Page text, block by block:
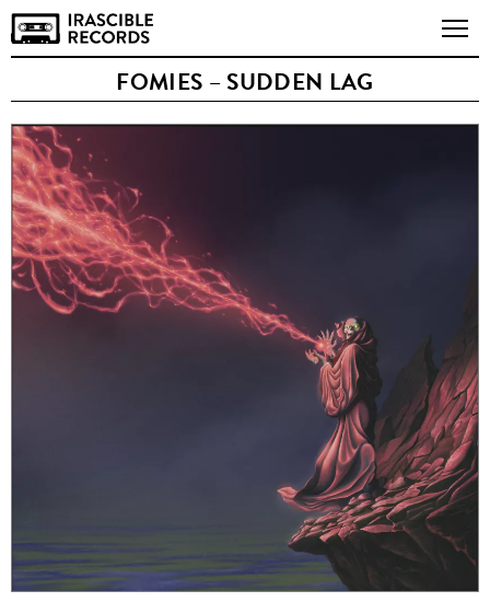
FOMIES – SUDDEN LAG